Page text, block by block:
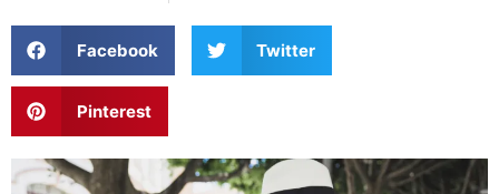
Facebook Twitter
Pinterest